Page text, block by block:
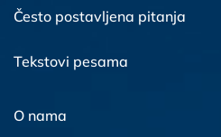
Često postavljena pitanja
Tekstovi pesama
O nama